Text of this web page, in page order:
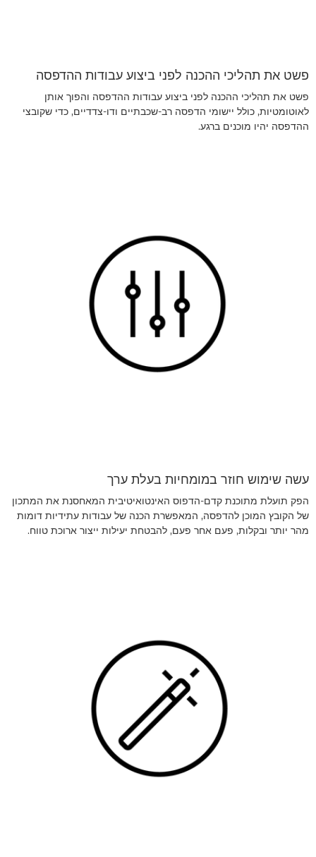
פשט את תהליכי ההכנה לפני ביצוע עבודות ההדפסה
פשט את תהליכי ההכנה לפני ביצוע עבודות ההדפסה והפוך אותן
לאוטומטיות, כולל יישומי הדפסה רב-שכבתיים ודו-צדדיים, כדי שקובצי
ההדפסה יהיו מוכנים ברגע.
עשה שימוש חוזר במומחיות בעלת ערך
הפק תועלת מתוכנת קדם-הדפוס האינטואיטיבית המאחסנת את המתכון
של הקובץ המוכן להדפסה, המאפשרת הכנה של עבודות עתידיות דומות
מהר יותר ובקלות, פעם אחר פעם, להבטחת יעילות ייצור ארוכת טווח.